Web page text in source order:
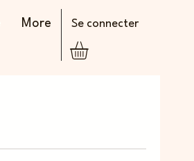
More Se connecter